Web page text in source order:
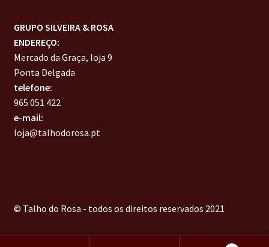
GRUPO SILVEIRA & ROSA
ENDEREÇO:
Mercado da Graça, loja 9
Ponta Delgada
telefone:
965 051 422
e-mail:
loja@talhodorosa.pt
© Talho do Rosa - todos os direitos reservados 2021